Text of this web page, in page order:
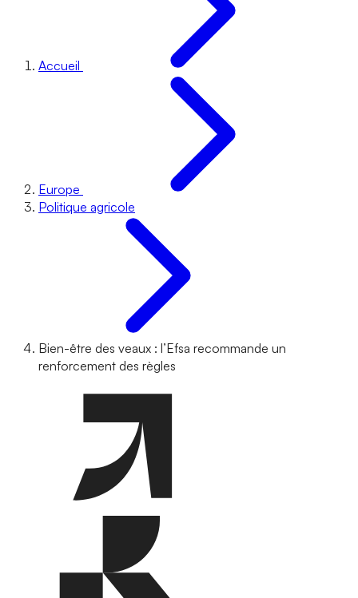
Accueil
Europe
Politique agricole
Bien-être des veaux : l’Efsa recommande un
renforcement des règles